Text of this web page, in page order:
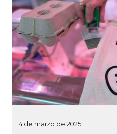
4 de marzo de 2025